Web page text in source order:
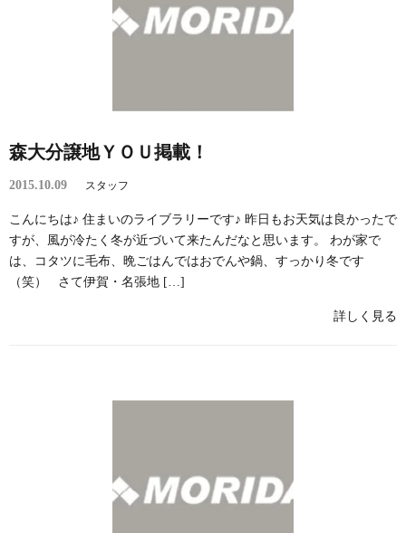
森大分譲地ＹＯＵ掲載！
2015.10.09 スタッフ
こんにちは♪ 住まいのライブラリーです♪ 昨日もお天気は良かったで
すが、風が冷たく冬が近づいて来たんだなと思います。 わが家で
は、コタツに毛布、晩ごはんではおでんや鍋、すっかり冬です
（笑） さて伊賀・名張地 […]
詳しく見る